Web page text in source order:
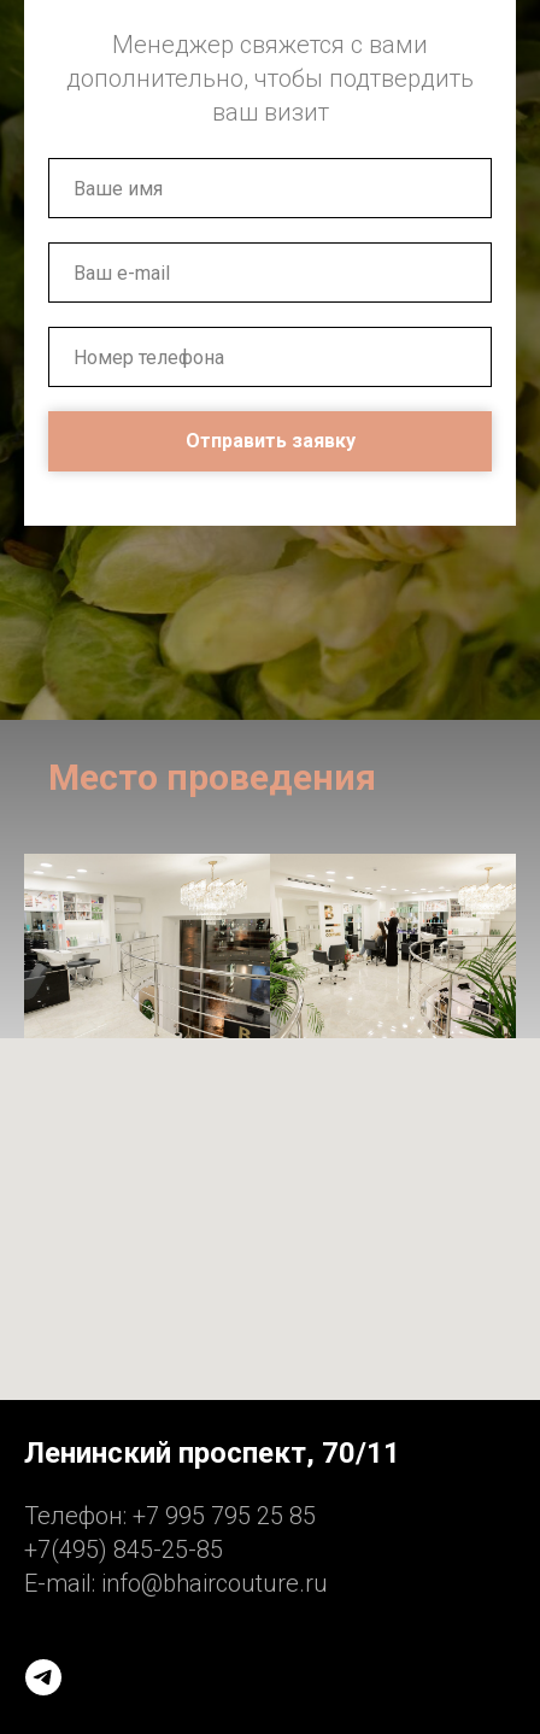
Менеджер свяжется с вами
дополнительно, чтобы подтвердить
ваш визит
Отправить заявку
Место проведения
Ленинский проспект, 70/11
Телефон: +7 995 795 25 85
+7(495) 845-25-85
E-mail: info@bhaircouture.ru